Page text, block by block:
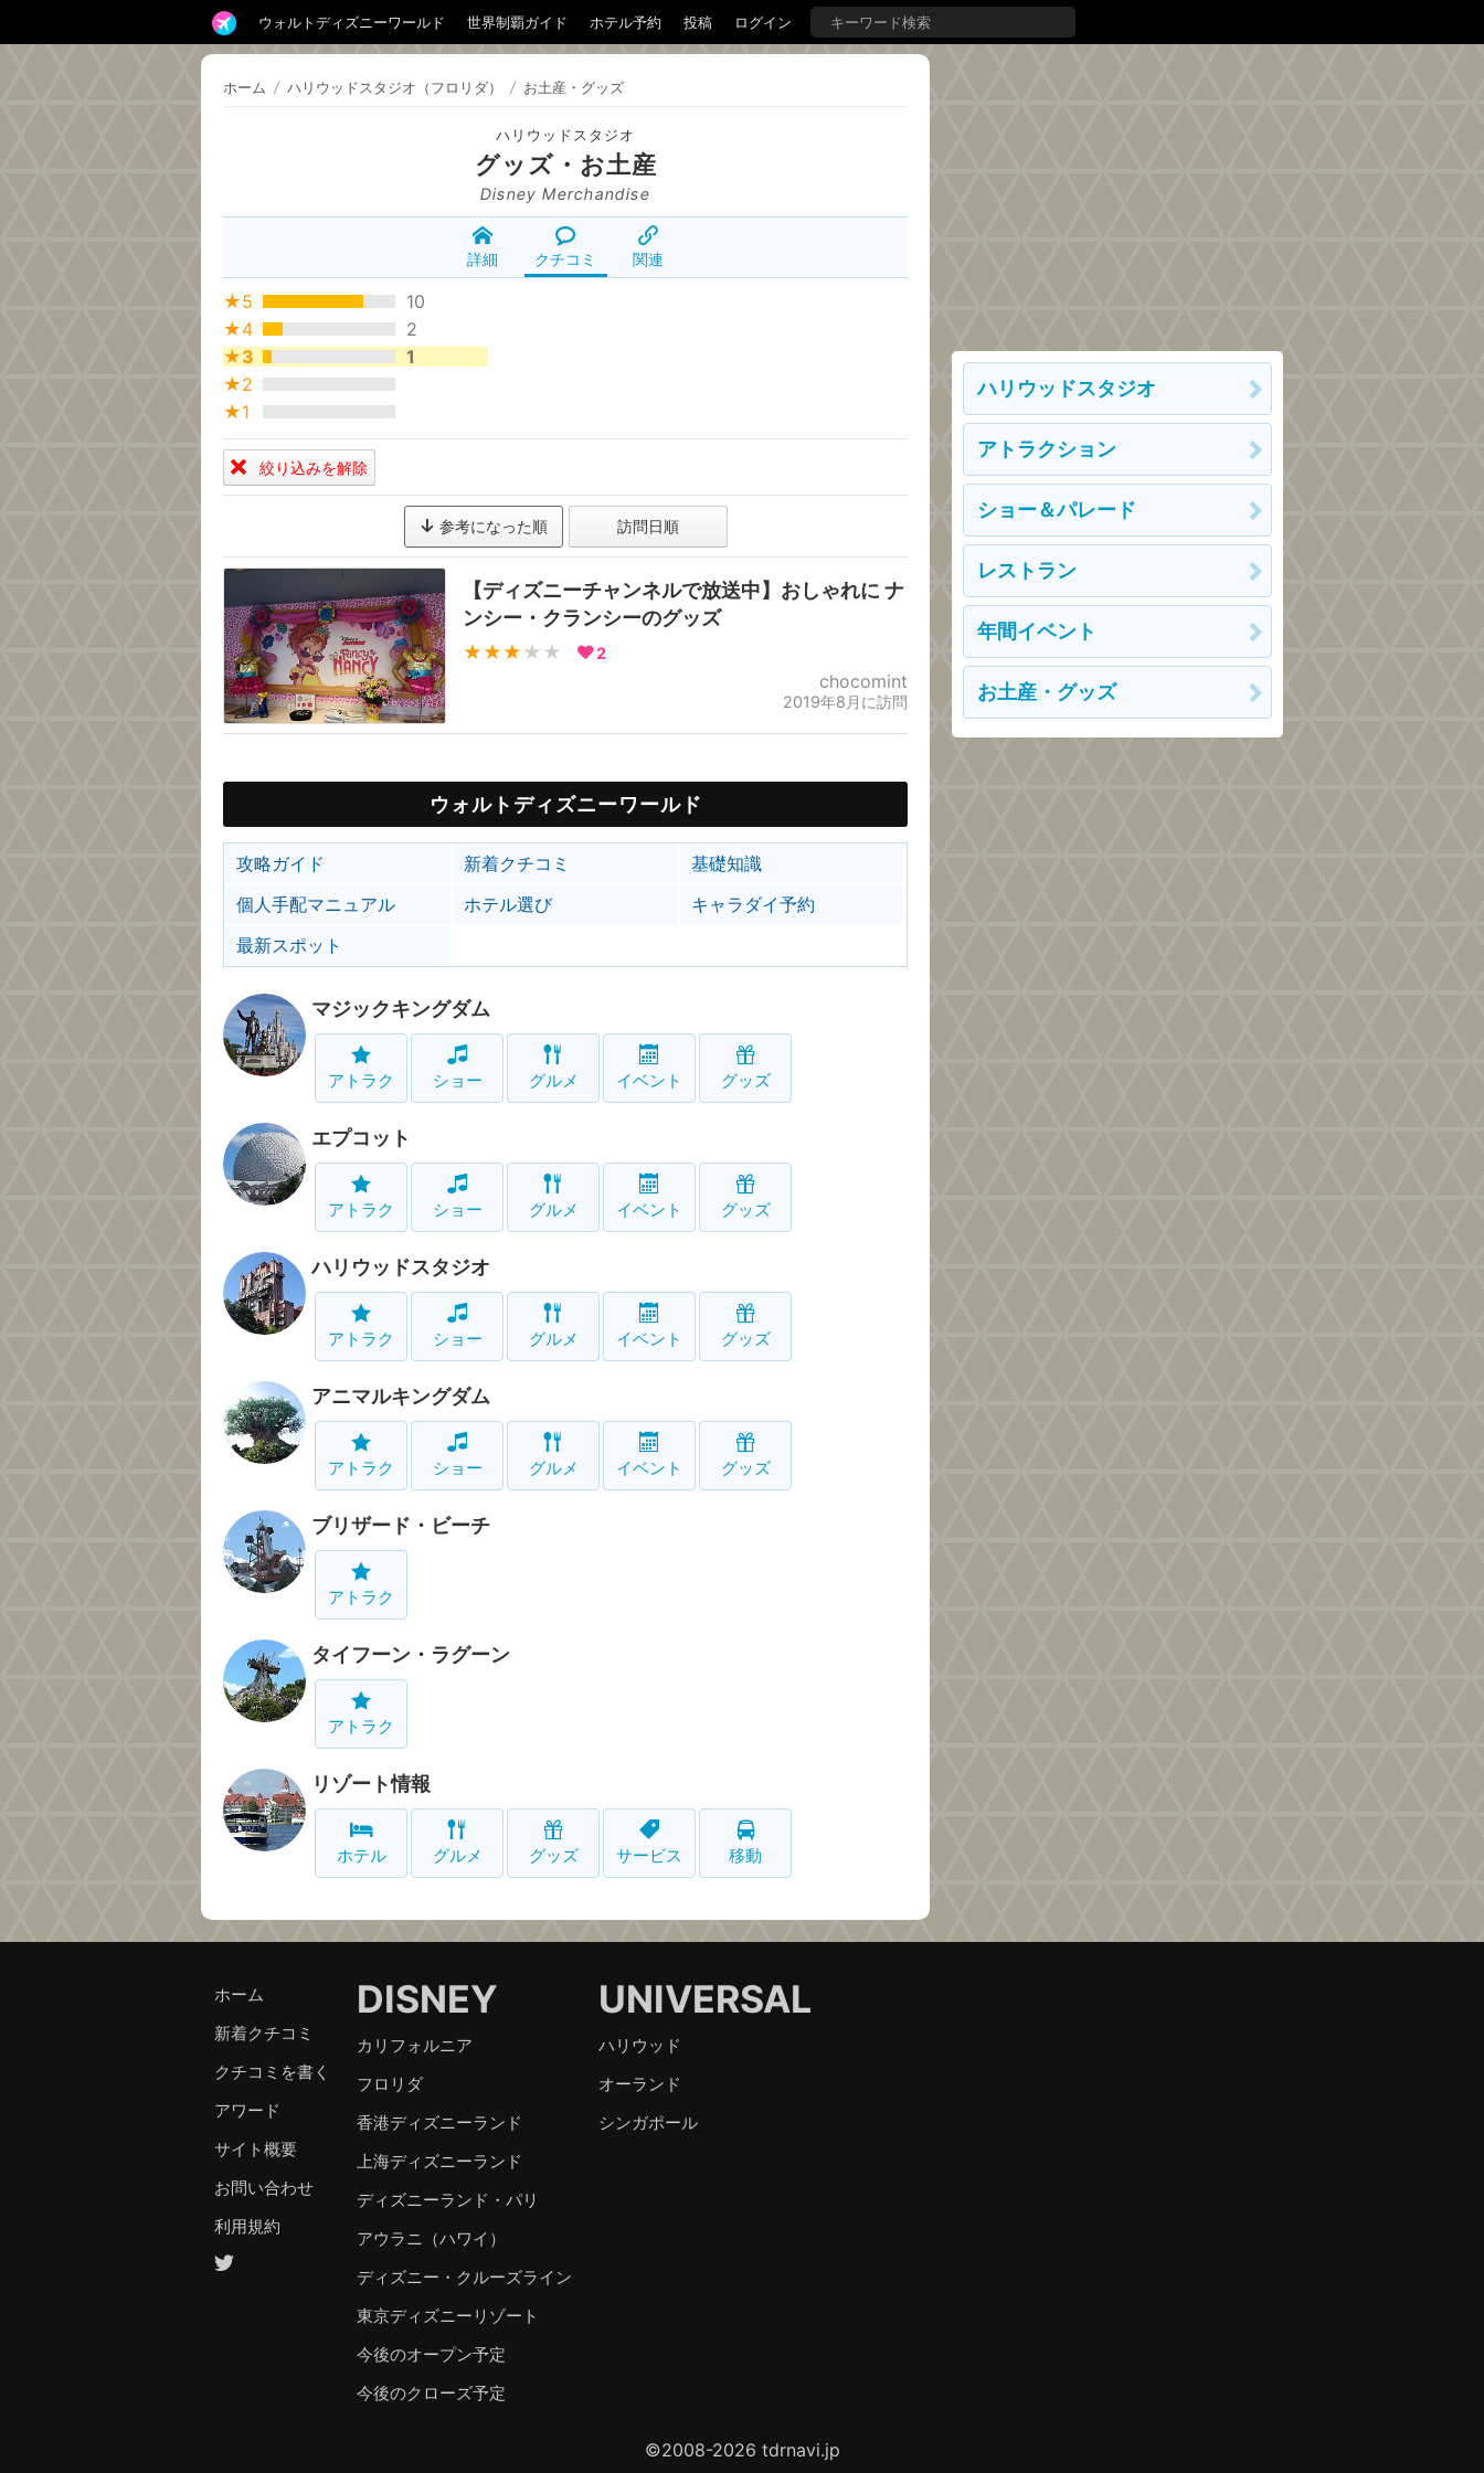
ウォルトディズニーワールド 世界制覇ガイド ホテル予約 投稿 ログイン
ホーム / ハリウッドスタジオ（フロリダ） / お土産・グッズ
ハリウッドスタジオ
グッズ・お土産
Disney Merchandise
詳細 クチコミ 関連
★5
10
★4
2
★3
1
★2
★1
絞り込みを解除
参考になった順 訪問日順
【ディズニーチャンネルで放送中】おしゃれに ナ
ンシー・クランシーのグッズ
★★★ ★★ 2
chocomint
2019年8月に訪問
ウォルトディズニーワールド
攻略ガイド 新着クチコミ
基礎知識
個人手配マニュアル
ホテル選び
キャラダイ予約
最新スポット
マジックキングダム
アトラク ショー グルメ イベント グッズ
エプコット
アトラク ショー グルメ イベント グッズ
ハリウッドスタジオ
アトラク ショー グルメ イベント グッズ
アニマルキングダム
アトラク ショー グルメ イベント グッズ
ブリザード・ビーチ
アトラク
タイフーン・ラグーン
アトラク
リゾート情報
ホテル グルメ グッズ サービス 移動
ハリウッドスタジオ
アトラクション
ショー＆パレード
レストラン
年間イベント
お土産・グッズ
ホーム
新着クチコミ
クチコミを書く
アワード
サイト概要
お問い合わせ
利用規約
DISNEY
カリフォルニア
フロリダ
香港ディズニーランド
上海ディズニーランド
ディズニーランド・パリ
アウラニ（ハワイ）
ディズニー・クルーズライン
東京ディズニーリゾート
今後のオープン予定
今後のクローズ予定
UNIVERSAL
ハリウッド
オーランド
シンガポール
©2008-2026 tdrnavi.jp